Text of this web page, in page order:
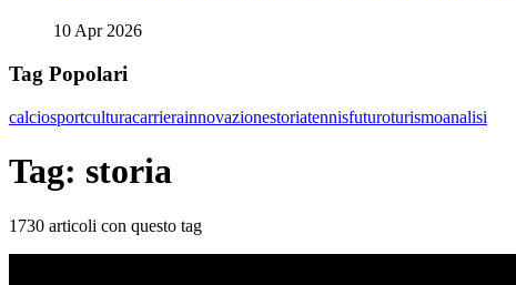
10 Apr 2026
Tag Popolari
calciosportculturacarrierainnovazionestoriatennisfuturoturismoanalisi
Tag: storia
1730 articoli con questo tag